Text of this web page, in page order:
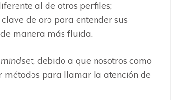
al de otros perfiles;
de oro para entender sus
manera más fluida.
mindset, debido a que nosotros como
métodos para llamar la atención de